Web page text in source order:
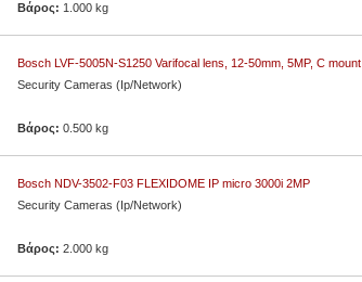
Βάρος: 1.000 kg
Bosch LVF-5005N-S1250 Varifocal lens, 12-50mm, 5MP, C mount
Security Cameras (Ip/Network)
Βάρος:0.500 kg
Bosch NDV-3502-F03 FLEXIDOME IP micro 3000i 2MP
Security Cameras (Ip/Network)
Βάρος:2.000 kg